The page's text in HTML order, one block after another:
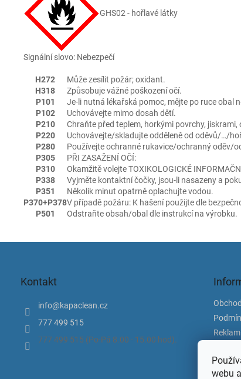
webu
GHS02 - hořlavé látky
Signální slovo: Nebezpečí
H272
Může zesílit požár; oxidant.
H318
Způsobuje vážné poškození očí.
P101
Je-li nutná lékařská pomoc, mějte po ruce obal
P102
Uchovávejte mimo dosah dětí.
P210
Chraňte před teplem, horkými povrchy,
P220
Uchovávejte/skladujte odděleně od oděvů/…/
P280
Používejte ochranné rukavice/ochranný oděv/
P305
PŘI ZASAŽENÍ OČÍ:
P310
Okamžitě volejte TOXIKOLOGICKÉ
P338
Vyjměte kontaktní čočky, jsou-li nasazeny a
P351
Několik minut opatrně oplachujte vodou.
P370+P378V případě požáru: K hašení použijte dle
P501
Odstraňte obsah/obal dle instrukcí na výrobku.
Kontakt
info@kapaclean.cz
777 499 515
777 499 515 (Po-Pá 8.00 - 15.00 hod).
Ke